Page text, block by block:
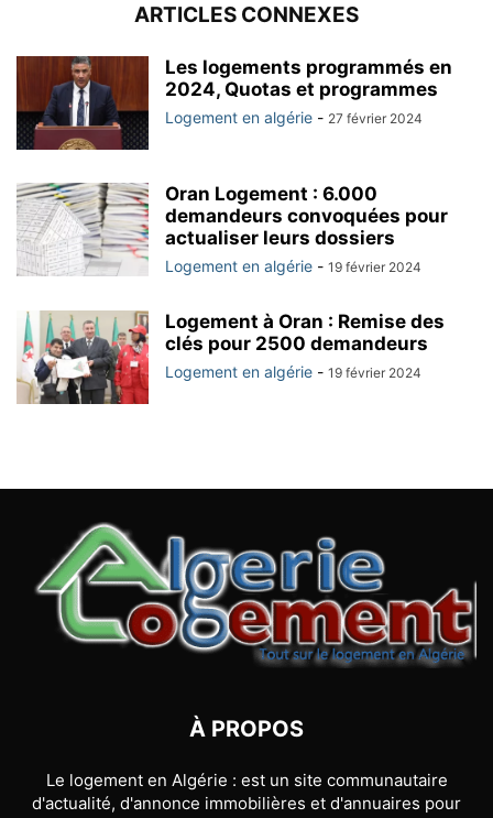
ARTICLES CONNEXES
Les logements programmés en
2024, Quotas et programmes
Logement en algérie - 27 février 2024
Oran Logement : 6.000
demandeurs convoquées pour
actualiser leurs dossiers
Logement en algérie - 19 février 2024
Logement à Oran : Remise des
clés pour 2500 demandeurs
Logement en algérie - 19 février 2024
À PROPOS
Le logement en Algérie : est un site communautaire
d'actualité, d'annonce immobilières et d'annuaires pour